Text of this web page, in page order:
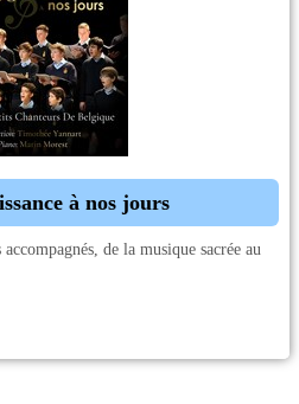
à nos jours
de la musique sacrée au